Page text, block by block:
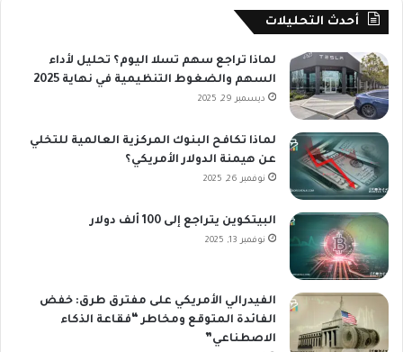
أحدث التحليلات
لماذا تراجع سهم تسلا اليوم؟ تحليل لأداء
السهم والضغوط التنظيمية في نهاية 2025
ديسمبر 29, 2025
لماذا تكافح البنوك المركزية العالمية للتخلي
عن هيمنة الدولار الأمريكي؟
نوفمبر 26, 2025
البيتكوين يتراجع إلى 100 ألف دولار
نوفمبر 13, 2025
الفيدرالي الأمريكي على مفترق طرق: خفض
الفائدة المتوقع ومخاطر “فقاعة الذكاء
الاصطناعي”